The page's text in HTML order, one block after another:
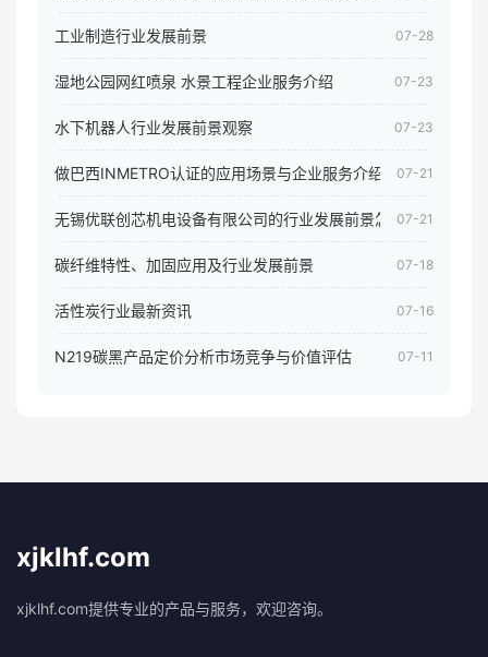
工业制造行业发展前景 07-28
湿地公园网红喷泉 水景工程企业服务介绍 07-23
水下机器人行业发展前景观察 07-23
做巴西INMETRO认证的应用场景与企业服务介绍 07-21
无锡优联创芯机电设备有限公司的行业发展前景怎样07-21
碳纤维特性、加固应用及行业发展前景 07-18
活性炭行业最新资讯 07-16
N219碳黑产品定价分析市场竞争与价值评估 07-11
xjklhf.com
xjklhf.com提供专业的产品与服务，欢迎咨询。